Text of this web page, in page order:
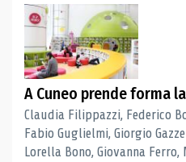
A Cuneo prende forma
Claudia Filippazzi, Federico
Fabio Guglielmi, Giorgio
Lorella Bono, Giovanna